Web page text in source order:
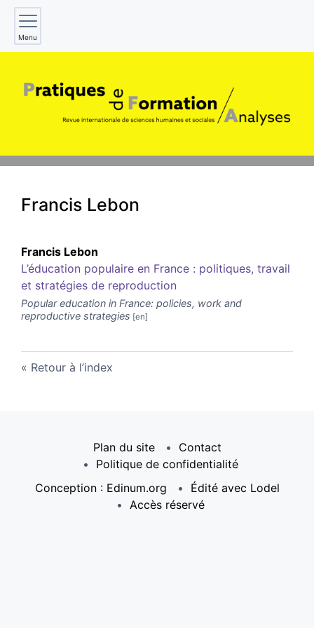
Menu
Francis Lebon
Francis Lebon
L’éducation populaire en France : politiques, travail
et stratégies de reproduction
Popular education in France: policies, work and
reproductive strategies
Retour à l’index
Plan du site
Contact
Politique de confidentialité
Conception : Edinum.org
Édité avec Lodel
Accès réservé